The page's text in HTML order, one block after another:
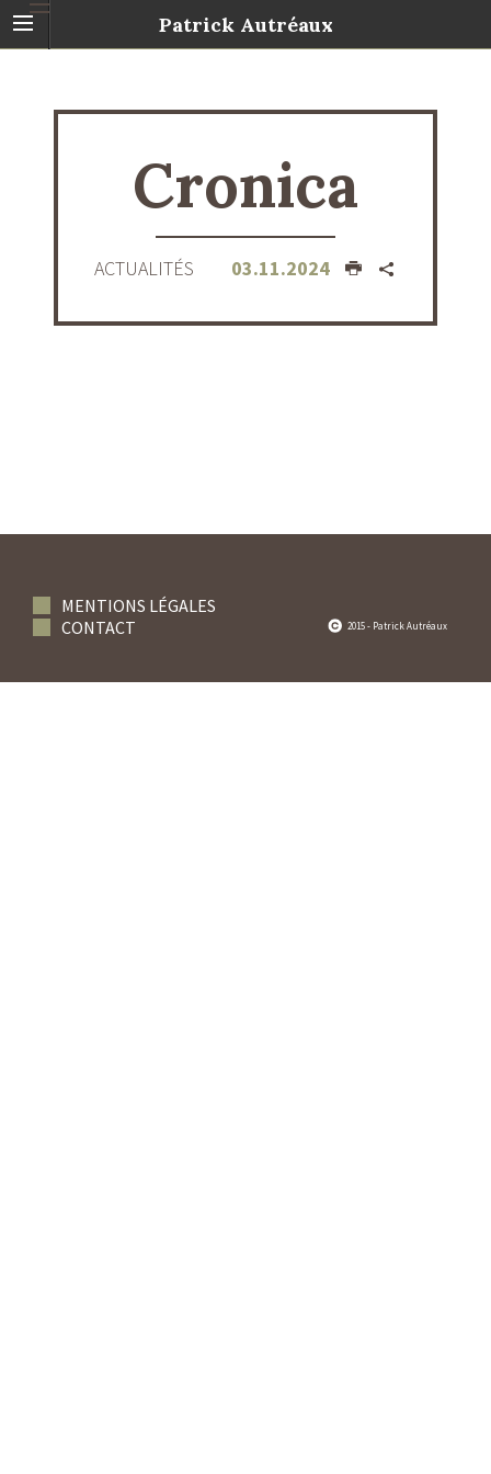
Patrick Autréaux
Cronica
ACTUALITÉS 03.11.2024
2015 - Patrick Autréaux
MENTIONS LÉGALES
CONTACT